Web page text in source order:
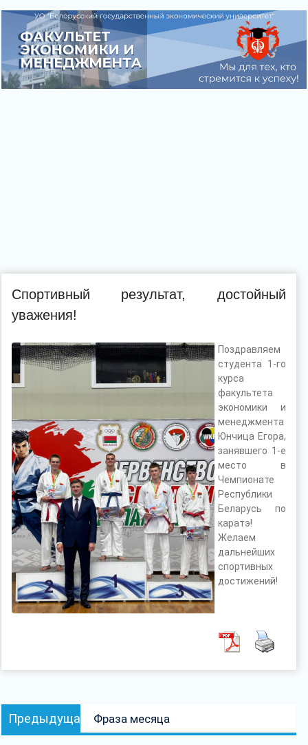
Спортивный результат, достойный
уважения!
Поздравляем
студента 1-го
курса
факультета
экономики и
менеджмента
Юнчица Егора,
занявшего 1-е
место в
Чемпионате
Республики
Беларусь по
каратэ!
Желаем
дальнейших
спортивных
достижений!
Навигация
по
Предыдущая
Предыдущая
запись:
Фраза месяца